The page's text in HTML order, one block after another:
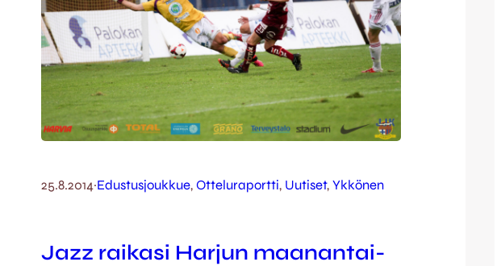
25.8.2014·Edustusjoukkue, Otteluraportti, Uutiset, Ykkönen
Jazz raikasi Harjun maanantai-